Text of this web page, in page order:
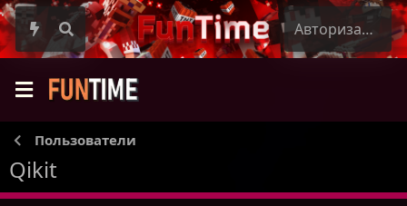
Авторизация
Пользователи
Qikit